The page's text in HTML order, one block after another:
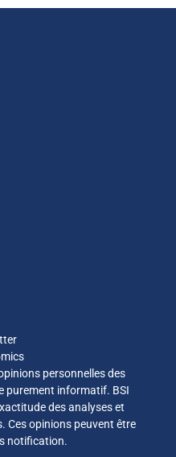
personnelles des
purement informatif. BSI
des analyses et
Ces opinions peuvent être
notification.